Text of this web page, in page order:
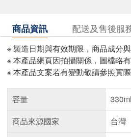
商品資訊 配送及售後服
※ 製造日期與有效期限，商品成分
※ 本產品網頁因拍攝關係，圖檔略
※ 本產品文案若有變動敬請參照實
容量
商品來源國家
台灣